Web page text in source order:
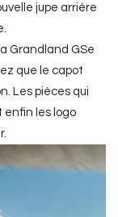
jupe arrière
Grandland GSe
que le capot
Les pièces qui
enfin les logo